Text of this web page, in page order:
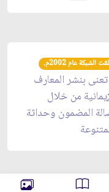
الشبكة عام 2002م.
بنشر المعارف
من خلال
المضمون وحداثة